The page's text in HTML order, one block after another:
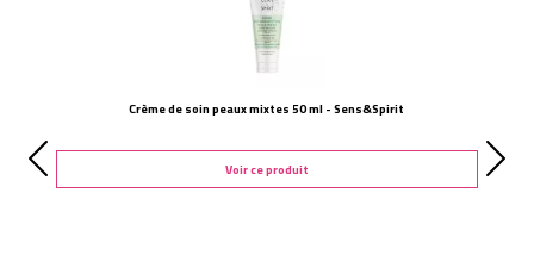
Crème de soin peaux mixtes 50 ml - Sens&Spirit
Voir ce produit